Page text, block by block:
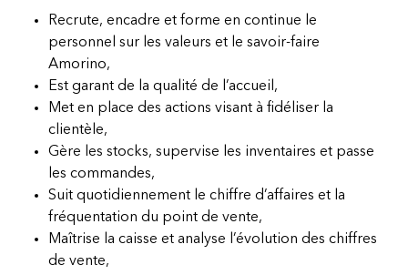
Recrute, encadre et forme en continue le
personnel sur les valeurs et le savoir-faire
Amorino,
Est garant de la qualité de l’accueil,
Met en place des actions visant à fidéliser la
clientèle,
Gère les stocks, supervise les inventaires et passe
les commandes,
Suit quotidiennement le chiffre d’affaires et la
fréquentation du point de vente,
Maîtrise la caisse et analyse l’évolution des chiffres
de vente,